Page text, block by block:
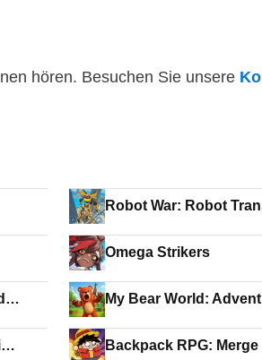
hören. Besuchen Sie unsere
Robot War: Robot
Omega Strikers
My Bear World: